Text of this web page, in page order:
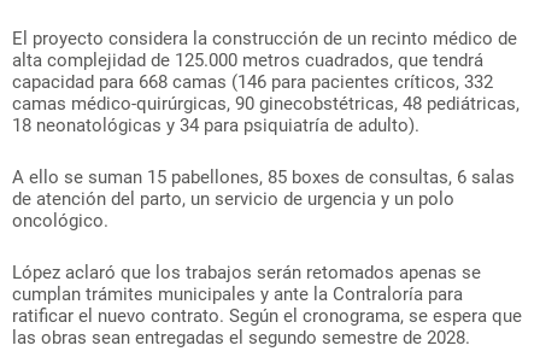
El proyecto considera la construcción de un recinto médico de
alta complejidad de 125.000 metros cuadrados, que tendrá
capacidad para 668 camas (146 para pacientes críticos, 332
camas médico-quirúrgicas, 90 ginecobstétricas, 48 pediátricas,
18 neonatológicas y 34 para psiquiatría de adulto).
A ello se suman 15 pabellones, 85 boxes de consultas, 6 salas
de atención del parto, un servicio de urgencia y un polo
oncológico.
López aclaró que los trabajos serán retomados apenas se
cumplan trámites municipales y ante la Contraloría para
ratificar el nuevo contrato. Según el cronograma, se espera que
las obras sean entregadas el segundo semestre de 2028.